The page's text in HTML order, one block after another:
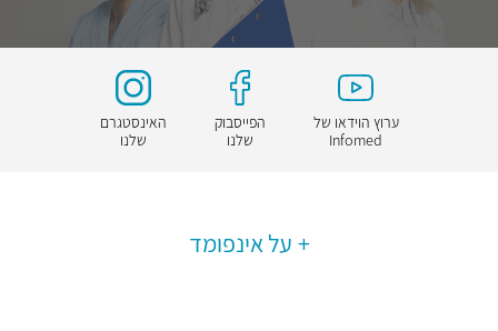
ערוץ הוידאו של
Infomed
הפייסבוק
שלנו
האינסטגרם
שלנו
על אינפומד